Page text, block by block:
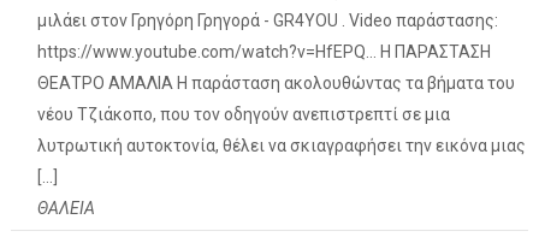
μιλάει στον Γρηγόρη Γρηγορά - GR4YOU . Video παράστασης:
https://www.youtube.com/watch?v=HfEPQ... Η ΠΑΡΑΣΤΑΣΗ
ΘΕΑΤΡΟ ΑΜΑΛΙΑ Η παράσταση ακολουθώντας τα βήματα του
νέου Τζιάκοπο, που τον οδηγούν ανεπιστρεπτί σε μια
λυτρωτική αυτοκτονία, θέλει να σκιαγραφήσει την εικόνα μιας
ΘΑΛΕΙΑ